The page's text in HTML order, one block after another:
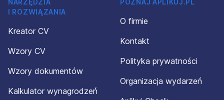
NARZĘDZIA
I ROZWIĄZANIA
Kreator CV
Wzory CV
Wzory dokumentów
Kalkulator wynagrodzeń
POZNAJ APLIKUJ.PL
O firmie
Kontakt
Polityka prywatności
Organizacja wydarzeń